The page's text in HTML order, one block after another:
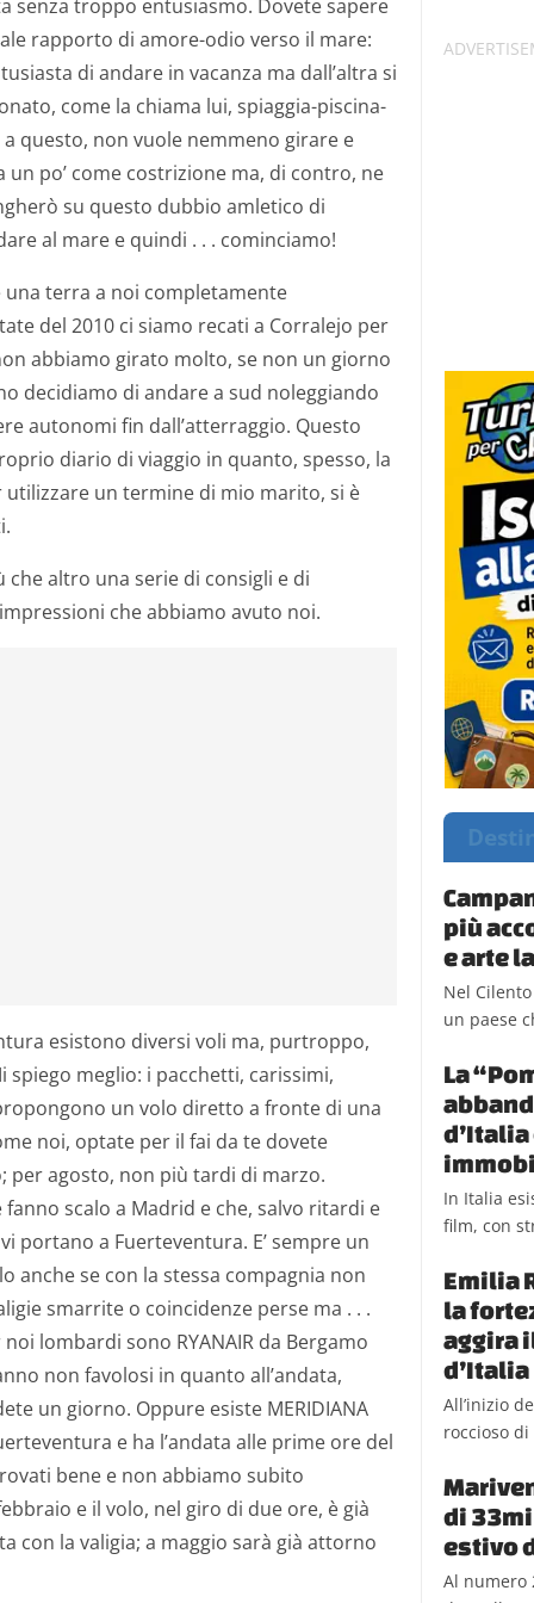
senza troppo entusiasmo. Dovete sapere
rapporto di amore-odio verso il mare:
di andare in vacanza ma dall’altra si
come la chiama lui, spiaggia-piscina-
questo, non vuole nemmeno girare e
un po’ come costrizione ma, di contro, ne
su questo dubbio amletico di
al mare e quindi . . . cominciamo!
terra a noi completamente
del 2010 ci siamo recati a Corralejo per
abbiamo girato molto, se non un giorno
decidiamo di andare a sud noleggiando
autonomi fin dall’atterraggio. Questo
diario di viaggio in quanto, spesso, la
un termine di mio marito, si è
altro una serie di consigli e di
che abbiamo avuto noi.
esistono diversi voli ma, purtroppo,
meglio: i pacchetti, carissimi,
un volo diretto a fronte di una
noi, optate per il fai da te dovete
per agosto, non più tardi di marzo.
fanno scalo a Madrid e che, salvo ritardi e
portano a Fuerteventura. E’ sempre un
anche se con la stessa compagnia non
smarrite o coincidenze perse ma . . .
lombardi sono RYANAIR da Bergamo
non favolosi in quanto all’andata,
un giorno. Oppure esiste MERIDIANA
e ha l’andata alle prime ore del
bene e non abbiamo subito
e il volo, nel giro di due ore, è già
con la valigia; a maggio sarà già attorno
più
e arte
Nel
un paese
La
d’Italia
In Italia
film, con
Emilia
la
aggira
d’Italia
All’inizio
roccioso
di
estivo
Al numero